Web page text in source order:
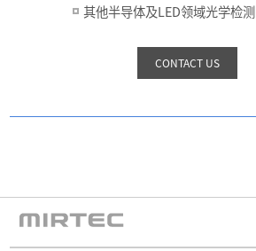
其他半导体及LED领域光学检测
CONTACT US